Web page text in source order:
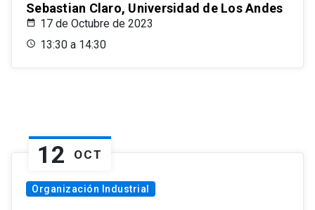
Sebastian Claro, Universidad de Los Andes
17 de Octubre de 2023
13:30 a 14:30
12 OCT
Organización Industrial